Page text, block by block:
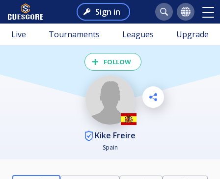
Sign in
Live Tournaments Leagues Upgrade
FOLLOW
Kike Freire
Spain